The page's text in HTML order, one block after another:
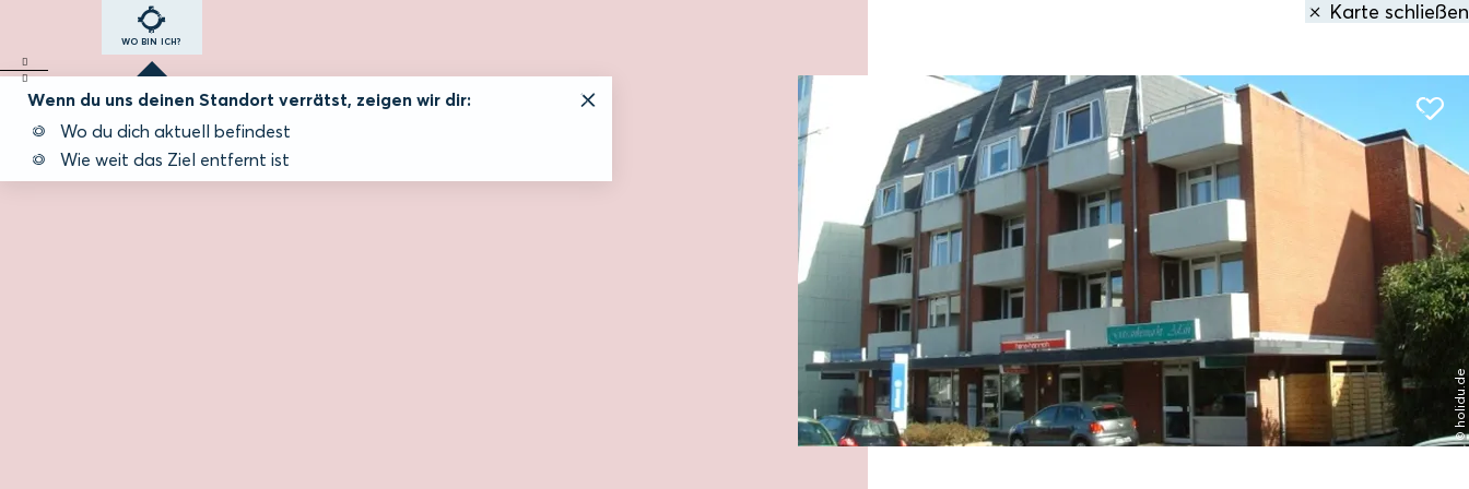
WO BIN ICH?
Wenn du uns deinen Standort verrätst, zeigen wir dir:
Wo du dich aktuell befindest
Wie weit das Ziel entfernt ist
Karte schließen
Es wurden1 Treffer gefunden:
Haus Ornum
Westerland auf Sylt Entfernung anzeigen
© holidu.de